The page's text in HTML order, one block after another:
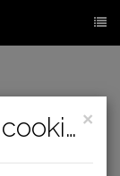
×
Politique relative aux cookies